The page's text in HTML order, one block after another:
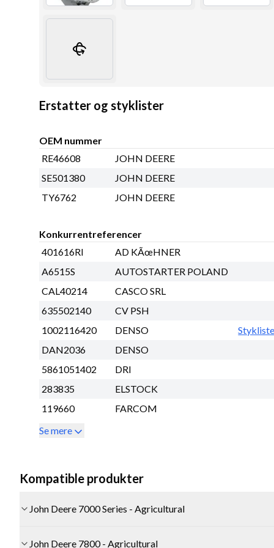
Erstatter og styklister
OEM nummer
RE46608
JOHN DEERE
SE501380
JOHN DEERE
TY6762
JOHN DEERE
Konkurrentreferencer
401616RI
AD KÃœHNER
A6515S
AUTOSTARTER POLAND
CAL40214
CASCO SRL
635502140
CV PSH
1002116420
DENSO
DAN2036
DENSO
5861051402
DRI
283835
ELSTOCK
119660
FARCOM
Se mere
Kompatible produkter
John Deere 7000 Series - Agricultural
John Deere 7800 - Agricultural